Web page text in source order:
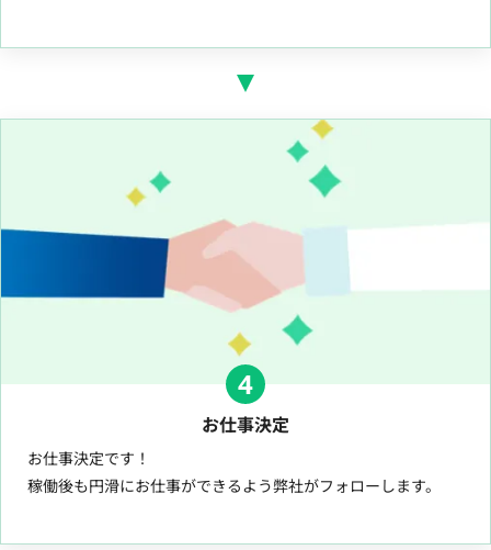
4
お仕事決定
お仕事決定です！
稼働後も円滑にお仕事ができるよう弊社がフォローします。